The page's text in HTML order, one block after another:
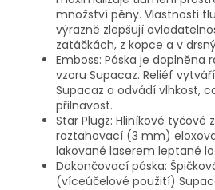
množství pěny. Vlastnosti
výrazně zlepšují
zatáčkách, z kopce a v
Emboss: Páska je doplněna
vzoru Supacaz. Reliéf
Supacaz a odvádí vlhkost,
přilnavost.
Star Plugz: Hliníkové tyčové
roztahovací (3 mm)
lakované laserem leptané
Dokončovací páska:
(víceúčelové použití)